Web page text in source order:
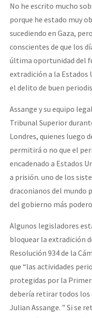
AutonomÍa y Resistencia
Migración
Presos
Mujeres
ETIQUETAS
MULTIMEDIA
Audio
Fotorreportaje
Video
Semillero Guerra contra
la naturaleza bajo asedio)
Libros para descargar
Medios Libres
[CDMX – 20 julio]
“Sonhando a Terra do
Se o México sabe, que o
[25 abr – CDMX] Tokín por
No he escrito mucho
porque he estado muy
sucediendo en Gaza,
conscientes de que los
última oportunidad del
extradición a la Estados
el delito de buen
Assange y su equipo
Tribunal Superior
Londres, quienes luego
permitirá o no que el
encadenado a Estados
a prisión. uno de los
draconianos del mundo
del gobierno más
Algunos legisladores
bloquear la extradición
Resolución 934 de la
que “las actividades
protegidas por la
debería retirar todos
Julian Assange. ” Si se